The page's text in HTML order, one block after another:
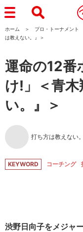
ホーム プロ・トーナメント
は教えない。』＞
運命の12番
け!」＜青
い。』＞
打ち方は教えない。
KEYWORD コーチング
渋野日向子をメジャ